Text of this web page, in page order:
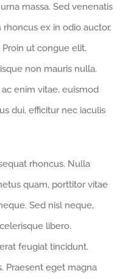
massa. Sed venenatis
ex in odio auctor,
ut congue elit.
non mauris nulla.
enim vitae, euismod
dui, efficitur nec iaculis
rhoncus. Nulla
quam, porttitor vitae
Sed nisl neque,
libero.
feugiat tincidunt.
Praesent eget magna